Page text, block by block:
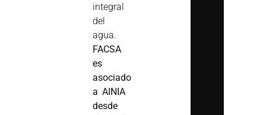
integral
del
agua.
FACSA
es
asociado
a AINIA
desde